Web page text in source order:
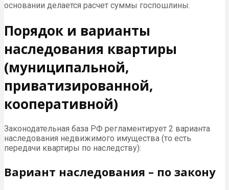
основании делается расчет суммы госпошлины.
Порядок и варианты
наследования квартиры
(муниципальной,
приватизированной,
кооперативной)
Законодательная база РФ регламентирует 2 варианта
наследования недвижимого имущества (то есть
передачи квартиры по наследству):
Вариант наследования – по закону